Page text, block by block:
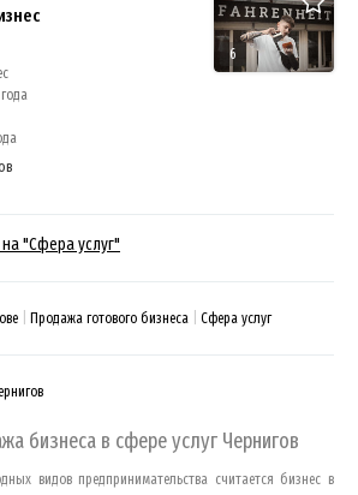
6
"Сфера услуг"
Продажа готового бизнеса Сфера услуг
бизнеса в сфере услуг Чернигов
видов предпринимательства считается бизнес в